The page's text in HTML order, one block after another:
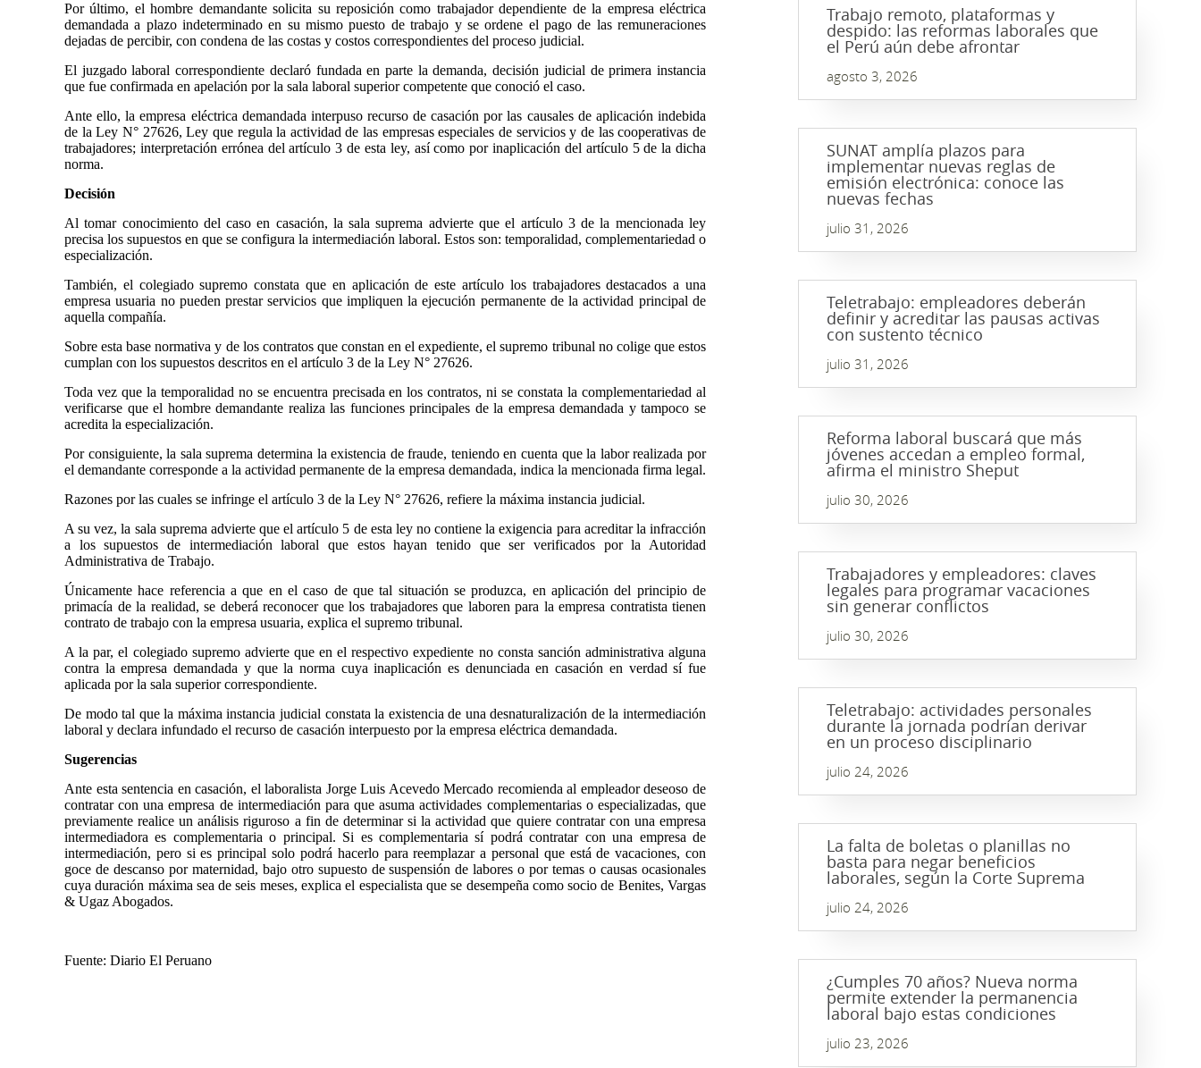
Por último, el hombre demandante solicita su reposición como trabajador dependiente de la empresa eléctrica
demandada a plazo indeterminado en su mismo puesto de trabajo y se ordene el pago de las remuneraciones
dejadas de percibir, con condena de las costas y costos correspondientes del proceso judicial.
El juzgado laboral correspondiente declaró fundada en parte la demanda, decisión judicial de primera instancia
que fue confirmada en apelación por la sala laboral superior competente que conoció el caso.
Ante ello, la empresa eléctrica demandada interpuso recurso de casación por las causales de aplicación indebida
de la Ley N° 27626, Ley que regula la actividad de las empresas especiales de servicios y de las cooperativas de
trabajadores; interpretación errónea del artículo 3 de esta ley, así como por inaplicación del artículo 5 de la dicha
norma.
Decisión
Al tomar conocimiento del caso en casación, la sala suprema advierte que el artículo 3 de la mencionada ley
precisa los supuestos en que se configura la intermediación laboral. Estos son: temporalidad, complementariedad o
especialización.
También, el colegiado supremo constata que en aplicación de este artículo los trabajadores destacados a una
empresa usuaria no pueden prestar servicios que impliquen la ejecución permanente de la actividad principal de
aquella compañía.
Sobre esta base normativa y de los contratos que constan en el expediente, el supremo tribunal no colige que estos
cumplan con los supuestos descritos en el artículo 3 de la Ley N° 27626.
Toda vez que la temporalidad no se encuentra precisada en los contratos, ni se constata la complementariedad al
verificarse que el hombre demandante realiza las funciones principales de la empresa demandada y tampoco se
acredita la especialización.
Por consiguiente, la sala suprema determina la existencia de fraude, teniendo en cuenta que la labor realizada por
el demandante corresponde a la actividad permanente de la empresa demandada, indica la mencionada firma legal.
Razones por las cuales se infringe el artículo 3 de la Ley N° 27626, refiere la máxima instancia judicial.
A su vez, la sala suprema advierte que el artículo 5 de esta ley no contiene la exigencia para acreditar la infracción
a los supuestos de intermediación laboral que estos hayan tenido que ser verificados por la Autoridad
Administrativa de Trabajo.
Únicamente hace referencia a que en el caso de que tal situación se produzca, en aplicación del principio de
primacía de la realidad, se deberá reconocer que los trabajadores que laboren para la empresa contratista tienen
contrato de trabajo con la empresa usuaria, explica el supremo tribunal.
A la par, el colegiado supremo advierte que en el respectivo expediente no consta sanción administrativa alguna
contra la empresa demandada y que la norma cuya inaplicación es denunciada en casación en verdad sí fue
aplicada por la sala superior correspondiente.
De modo tal que la máxima instancia judicial constata la existencia de una desnaturalización de la intermediación
laboral y declara infundado el recurso de casación interpuesto por la empresa eléctrica demandada.
Sugerencias
Ante esta sentencia en casación, el laboralista Jorge Luis Acevedo Mercado recomienda al empleador deseoso de
contratar con una empresa de intermediación para que asuma actividades complementarias o especializadas, que
previamente realice un análisis riguroso a fin de determinar si la actividad que quiere contratar con una empresa
intermediadora es complementaria o principal. Si es complementaria sí podrá contratar con una empresa de
intermediación, pero si es principal solo podrá hacerlo para reemplazar a personal que está de vacaciones, con
goce de descanso por maternidad, bajo otro supuesto de suspensión de labores o por temas o causas ocasionales
cuya duración máxima sea de seis meses, explica el especialista que se desempeña como socio de Benites, Vargas
& Ugaz Abogados.
Fuente: Diario El Peruano
Trabajo remoto, plataformas y
despido: las reformas laborales que
el Perú aún debe afrontar
agosto 3, 2026
SUNAT amplía plazos para
implementar nuevas reglas de
emisión electrónica: conoce las
nuevas fechas
julio 31, 2026
Teletrabajo: empleadores deberán
definir y acreditar las pausas activas
con sustento técnico
julio 31, 2026
Reforma laboral buscará que más
jóvenes accedan a empleo formal,
afirma el ministro Sheput
julio 30, 2026
Trabajadores y empleadores: claves
legales para programar vacaciones
sin generar conflictos
julio 30, 2026
Teletrabajo: actividades personales
durante la jornada podrían derivar
en un proceso disciplinario
julio 24, 2026
La falta de boletas o planillas no
basta para negar beneficios
laborales, según la Corte Suprema
julio 24, 2026
¿Cumples 70 años? Nueva norma
permite extender la permanencia
laboral bajo estas condiciones
julio 23, 2026